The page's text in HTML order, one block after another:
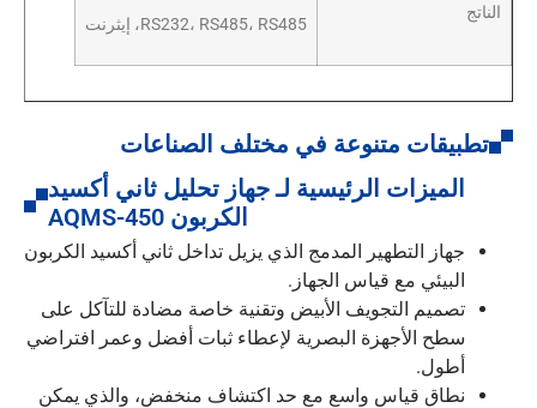
الناتج
RS232، RS485، RS485، إيثرنت
تطبيقات متنوعة في مختلف الصناعات
الميزات الرئيسية لـ جهاز تحليل ثاني أكسيد
الكربون AQMS-450
جهاز التطهير المدمج الذي يزيل تداخل ثاني أكسيد الكربون
البيئي مع قياس الجهاز.
تصميم التجويف الأبيض وتقنية خاصة مضادة للتآكل على
سطح الأجهزة البصرية لإعطاء ثبات أفضل وعمر افتراضي
أطول.
نطاق قياس واسع مع حد اكتشاف منخفض، والذي يمكن